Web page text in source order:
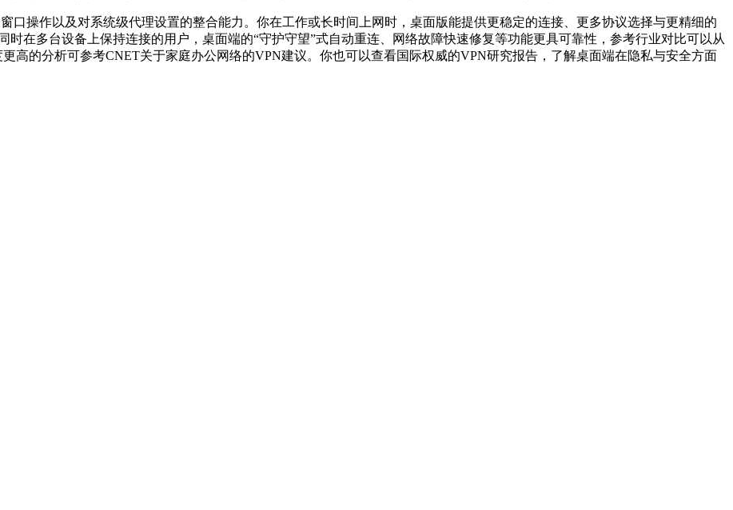
口操作以及对系统级代理设置的整合能力。你在工作或长时间上网时，桌面版能提供更稳定的连接、更多协议选择与更精细的
在多台设备上保持连接的用户，桌面端的“守护守望”式自动重连、网络故障快速修复等功能更具可靠性，参考行业对比可以从
更高的分析可参考CNET关于家庭办公网络的VPN建议。你也可以查看国际权威的VPN研究报告，了解桌面端在隐私与安全方面